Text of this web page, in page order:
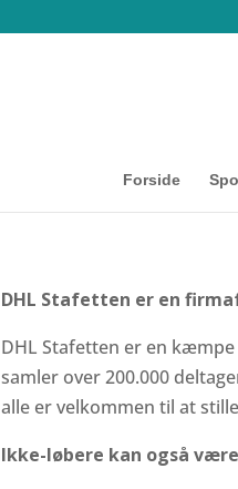
Forside
DHL Stafetten er en
DHL Stafetten er en
samler over 200.000
alle er velkommen til at
Ikke-løbere kan også